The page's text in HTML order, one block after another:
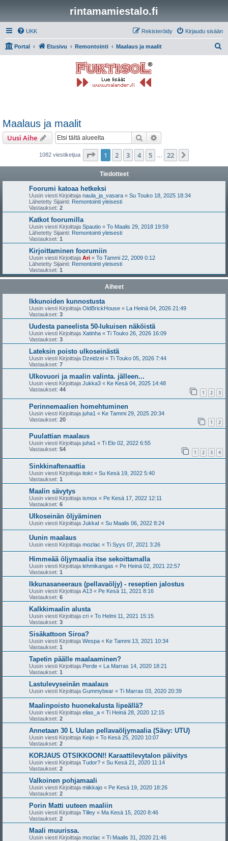
rintamamiestalo.fi
UKK Kirjaudu sisään
Rekisteröidy
Portal Etusivu Remontointi Maalaus ja maalit
Maalaus ja maalit
Uusi Aihe Etsi
1082 viestiketjua Sivu /22
1 2 3 4 5 22
Tiedotteet
Foorumi katoaa hetkeksi
Uusin viesti Kirjoittaja naula_ja_vasara « Su Touko 18, 2025 18:34
Lähetetty Sijainti: Remontointi yleisesti
Vastaukset: 2
Katkot foorumilla
Uusin viesti Kirjoittaja Spautio « To Maalis 29, 2018 19:59
Lähetetty Sijainti: Remontointi yleisesti
Vastaukset: 1
Kirjoittaminen foorumiin
Uusin viesti Kirjoittaja Ari « To Tammi 22, 2009 0:12
Lähetetty Sijainti: Remontointi yleisesti
Vastaukset: 1
Aiheet
Ikkunoiden kunnostusta
Uusin viesti Kirjoittaja OldBrickHouse « La Heinä 04, 2026 21:49
Vastaukset: 3
Uudesta paneelista 50-lukuisen näköistä
Uusin viesti Kirjoittaja Xatinha « Ti Touko 26, 2026 16:09
Vastaukset: 3
Lateksin poisto ulkoseinästä
Uusin viesti Kirjoittaja Dzeidzei « Ti Touko 05, 2026 7:44
Vastaukset: 7
Ulkovuori ja maalin valinta. jälleen...
Uusin viesti Kirjoittaja Jukka3 « Ke Kesä 04, 2025 14:48
Vastaukset: 44 1 2 3
Perinnemaalien homehtuminen
Uusin viesti Kirjoittaja juha1 « Ke Tammi 29, 2025 20:34
Vastaukset: 20 1 2
Puulattian maalaus
Uusin viesti Kirjoittaja juha1 « Ti Elo 02, 2022 6:55
Vastaukset: 54 1 2 3 4
Sinkkinaftenaattia
Uusin viesti Kirjoittaja itokt « Su Kesä 19, 2022 5:40
Vastaukset: 1
Maalin sävytys
Uusin viesti Kirjoittaja ismox « Pe Kesä 17, 2022 12:11
Vastaukset: 6
Ulkoseinän öljyäminen
Uusin viesti Kirjoittaja JukkaI « Su Maalis 06, 2022 8:24
Uunin maalaus
Uusin viesti Kirjoittaja mozlac « Ti Syys 07, 2021 3:26
Himmeää öljymaalia itse sekoittamalla
Uusin viesti Kirjoittaja lehmikangas « Pe Heinä 02, 2021 22:57
Vastaukset: 1
Ikkunasaneeraus (pellavaöljy) - reseptien jalostus
Uusin viesti Kirjoittaja A13 « Pe Kesä 11, 2021 8:16
Vastaukset: 6
Kalkkimaalin alusta
Uusin viesti Kirjoittaja cri « To Helmi 11, 2021 15:15
Vastaukset: 3
Sisäkattoon Siroa?
Uusin viesti Kirjoittaja Wespa « Ke Tammi 13, 2021 10:34
Vastaukset: 1
Tapetin päälle maalaaminen?
Uusin viesti Kirjoittaja Perde « La Marras 14, 2020 18:21
Vastaukset: 1
Lastulevyseinän maalaus
Uusin viesti Kirjoittaja Gummybear « Ti Marras 03, 2020 20:39
Maalinpoisto huonekalusta lipeällä?
Uusin viesti Kirjoittaja elias_a « Ti Heinä 28, 2020 12:15
Vastaukset: 2
Annetaan 30 L Uulan pellavaöljymaalia (Sävy: UTU)
Uusin viesti Kirjoittaja Keijo « To Kesä 25, 2020 10:07
Vastaukset: 2
KORJAUS OTSIKKOON!! Karaattilevytalon päivitys
Uusin viesti Kirjoittaja Tudor? « Su Kesä 21, 2020 11:14
Vastaukset: 2
Valkoinen pohjamaali
Uusin viesti Kirjoittaja miikkajo « Pe Kesä 19, 2020 18:26
Vastaukset: 2
Porin Matti uuteen maaliin
Uusin viesti Kirjoittaja Tilley « Ma Kesä 15, 2020 8:46
Vastaukset: 2
Maali muurissa.
Uusin viesti Kirjoittaja mozlac « Ti Maalis 31, 2020 21:46